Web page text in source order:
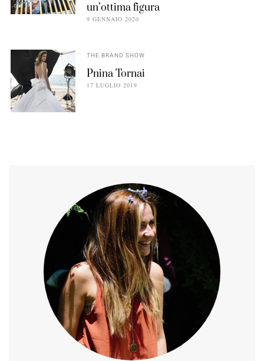
un’ottima figura
9 GENNAIO 2020
THE BRAND SHOW
Pnina Tornai
17 LUGLIO 2019